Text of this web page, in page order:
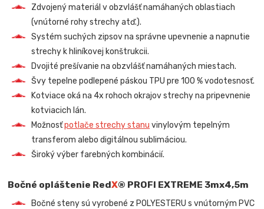
Zdvojený materiál v obzvlášť namáhaných oblastiach
(vnútorné rohy strechy atď.).
Systém suchých zipsov na správne upevnenie a napnutie
strechy k hliníkovej konštrukcii.
Dvojité prešívanie na obzvlášť namáhaných miestach.
Švy tepelne podlepené páskou TPU pre 100 % vodotesnosť.
Kotviace oká na 4x rohoch okrajov strechy na pripevnenie
kotviacich lán.
Možnosťpotlače strechy stanu vinylovým tepelným
transferom alebo digitálnou sublimáciou.
Široký výber farebných kombinácií.
Bočné opláštenie RedX® PROFI EXTREME 3mx4,5m
Bočné steny sú vyrobené z POLYESTERU s vnútorným PVC